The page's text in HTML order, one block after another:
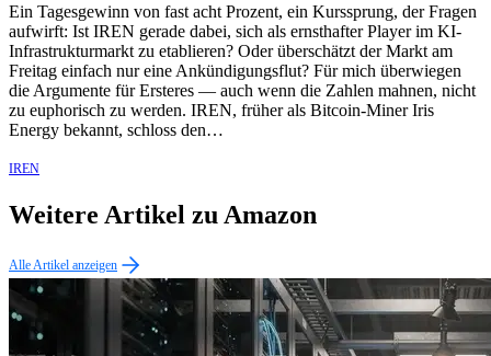
Ein Tagesgewinn von fast acht Prozent, ein Kurssprung, der Fragen
aufwirft: Ist IREN gerade dabei, sich als ernsthafter Player im KI-
Infrastrukturmarkt zu etablieren? Oder überschätzt der Markt am
Freitag einfach nur eine Ankündigungsflut? Für mich überwiegen
die Argumente für Ersteres — auch wenn die Zahlen mahnen, nicht
zu euphorisch zu werden. IREN, früher als Bitcoin-Miner Iris
Energy bekannt, schloss den…
IREN
Weitere Artikel zu Amazon
Alle Artikel anzeigen